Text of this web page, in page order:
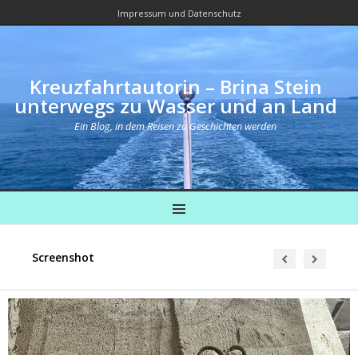
Impressum und Datenschutz
Kreuzfahrtautorin – Brina Stein
unterwegs zu Wasser und an Land
Ein Blog, in dem Reisen zu Geschichten werden
MENU
Screenshot